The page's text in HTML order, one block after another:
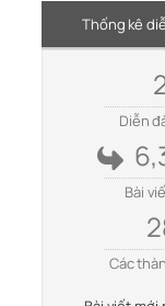
Thống kê
Diễn
Bài
Các